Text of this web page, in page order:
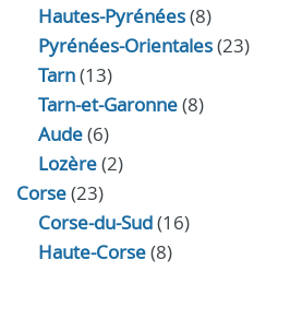
Hautes-Pyrénées(8)
Pyrénées-Orientales(23)
Tarn(13)
Tarn-et-Garonne(8)
Aude(6)
Lozère(2)
Corse(23)
Corse-du-Sud(16)
Haute-Corse(8)